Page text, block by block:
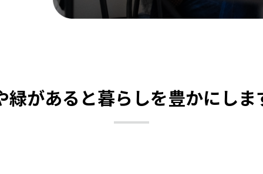
緑があると暮らしを豊かにしま